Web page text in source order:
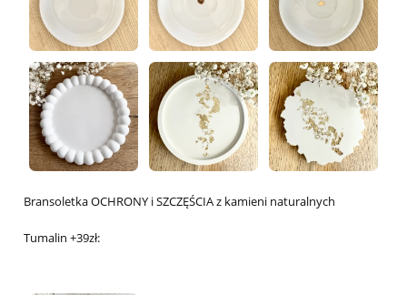
Bransoletka OCHRONY i SZCZĘŚCIA z kamieni naturalnych
Tumalin +39zł: